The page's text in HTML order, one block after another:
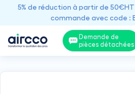
5% de réduction à partir de 50€HT
commande avec code :
Demande de
pièces détachées